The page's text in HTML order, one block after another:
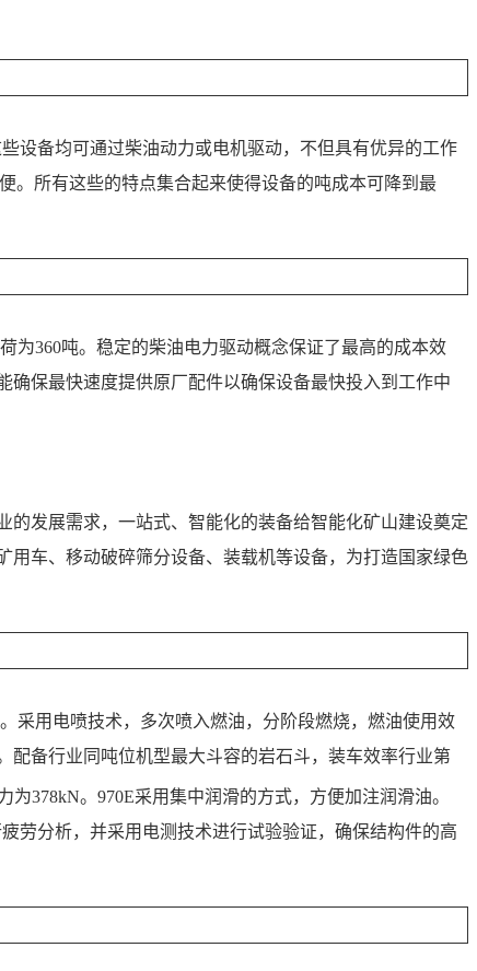
些设备均可通过柴油动力或电机驱动，不但具有优异的工作
。所有这些的特点集合起来使得设备的吨成本可降到最
为360吨。稳定的柴油电力驱动概念保证了最高的成本效
保最快速度提供原厂配件以确保设备最快投入到工作中
发展需求，一站式、智能化的装备给智能化矿山建设奠定
车、移动破碎筛分设备、装载机等设备，为打造国家绿色
采用电喷技术，多次喷入燃油，分阶段燃烧，燃油使用效
备行业同吨位机型最大斗容的岩石斗，装车效率行业第
为378kN。970E采用集中润滑的方式，方便加注润滑油。
劳分析，并采用电测技术进行试验验证，确保结构件的高